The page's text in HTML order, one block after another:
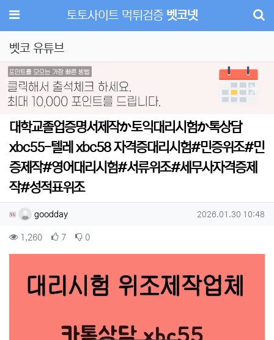
메뉴 토토사이트 먹튀검증 벳코넷
벳코 유튜브
Previous Next
대학교졸업증명서제작か토익대리시험か톡상담
xbc55-텔레 xbc58 자격증대리시험#민증위조#민
증제작#영어대리시험#서류위조#세무사자격증제
작#성적표위조
작성자 정보
goodday작성 작성일
2026.01.30 10:48
컨텐츠 정보
1,260조회 7추천 0비추천